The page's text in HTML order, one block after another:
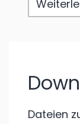
Dateien